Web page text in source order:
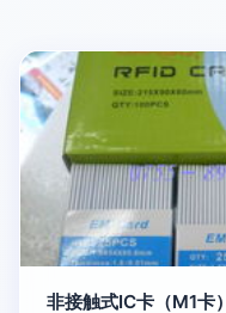
非接触式IC卡（M1卡